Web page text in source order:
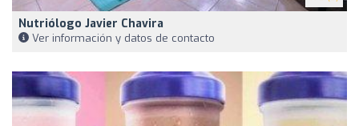
Nutriólogo Javier Chavira
Ver información y datos de contacto